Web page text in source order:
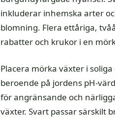
inkluderar inhemska arter
blomning. Flera ettåriga,
rabatter och krukor i en
Placera mörka växter i
beroende på jordens pH-
för angränsande och
växter. Svart passar särskilt